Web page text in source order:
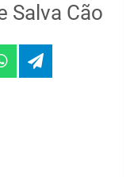
Salva Cão